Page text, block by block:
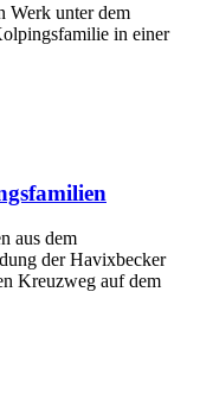
Werk unter dem
in einer
aus dem
der Havixbecker
Kreuzweg auf dem